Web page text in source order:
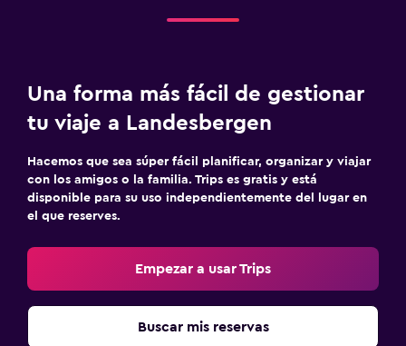
Una forma más fácil de gestionar
tu viaje a Landesbergen
Hacemos que sea súper fácil planificar, organizar y viajar
con los amigos o la familia. Trips es gratis y está
disponible para su uso independientemente del lugar en
el que reserves.
Empezar a usar Trips
Buscar mis reservas